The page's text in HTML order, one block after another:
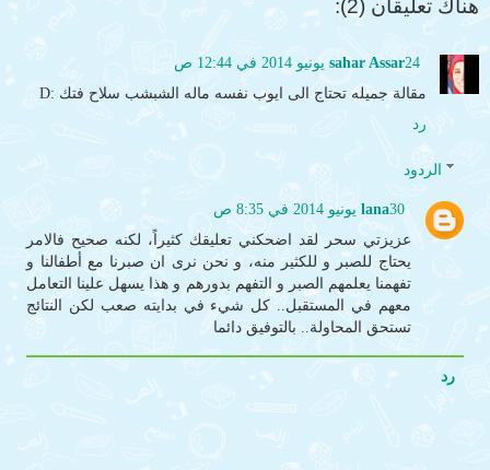
هناك تعليقان (2):
sahar Assar24 يونيو 2014 في 12:44 ص
مقالة جميله تحتاج الى ايوب نفسه ماله الشبشب سلاح فتك :D
رد
الردود
lana30 يونيو 2014 في 8:35 ص
عزيزتي سحر لقد اضحكني تعليقك كثيراً، لكنه صحيح فالامر
يحتاج للصبر و للكثير منه، و نحن نرى ان صبرنا مع أطفالنا و
تفهمنا يعلمهم الصبر و التفهم بدورهم و هذا يسهل علينا التعامل
معهم في المستقبل.. كل شيء في بدايته صعب لكن النتائج
تستحق المحاولة.. بالتوفيق دائما
رد